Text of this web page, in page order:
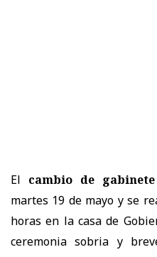
El cambio de gabinete
martes 19 de mayo y se
horas en la casa de
ceremonia sobria y